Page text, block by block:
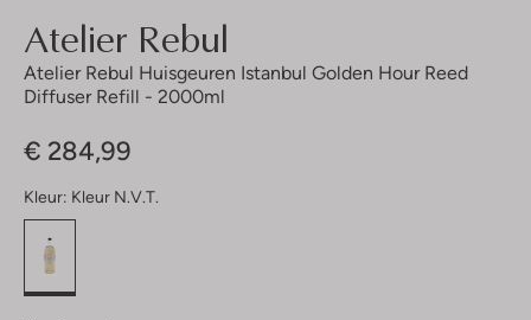
Atelier Rebul
Atelier Rebul Huisgeuren Istanbul Golden Hour Reed
Diffuser Refill - 2000ml
€ 284,99
Kleur: Kleur N.v.t.